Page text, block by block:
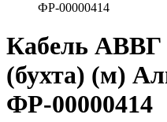
ФР-00000414
Кабель АВВГ
(бухта) (м)
ФР-00000414